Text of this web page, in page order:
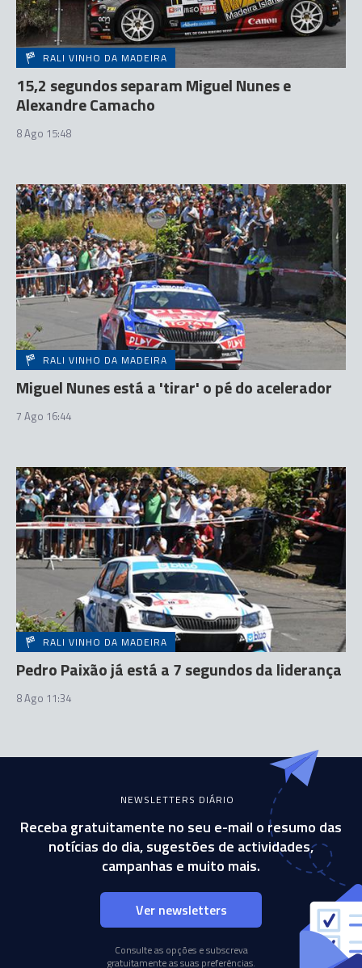
RALI VINHO DA MADEIRA
15,2 segundos separam Miguel Nunes e
Alexandre Camacho
8 Ago 15:48
RALI VINHO DA MADEIRA
Miguel Nunes está a 'tirar' o pé do acelerador
7 Ago 16:44
RALI VINHO DA MADEIRA
Pedro Paixão já está a 7 segundos da liderança
8 Ago 11:34
NEWSLETTERS DIÁRIO
Receba gratuitamente no seu e-mail o resumo das
notícias do dia, sugestões de actividades,
campanhas e muito mais.
Ver newsletters
Consulte as opções e subscreva
gratuitamente as suas preferências.